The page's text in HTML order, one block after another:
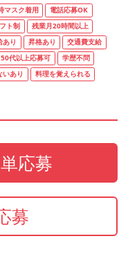
マスク着用
電話応募OK
ト制
残業月20時間以上
あり 昇格あり
交通費支給
50代以上応募可
学歴不問
いあり
料理を覚えられる
応募
募